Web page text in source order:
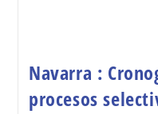
Navarra :
procesos